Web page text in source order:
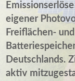
eigener
Freiflächen-
Deutschlands.
aktiv